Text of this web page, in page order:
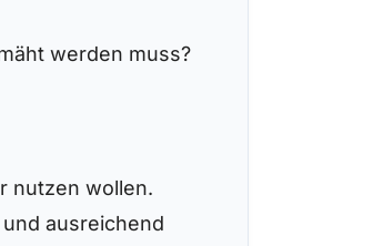
werden muss?
nutzen wollen.
ausreichend